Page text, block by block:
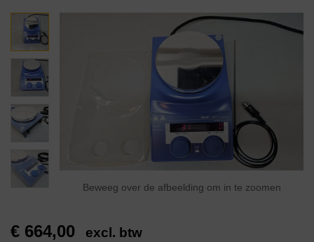
Beweeg over de afbeelding om in te zoomen
€ 664,00 excl. btw